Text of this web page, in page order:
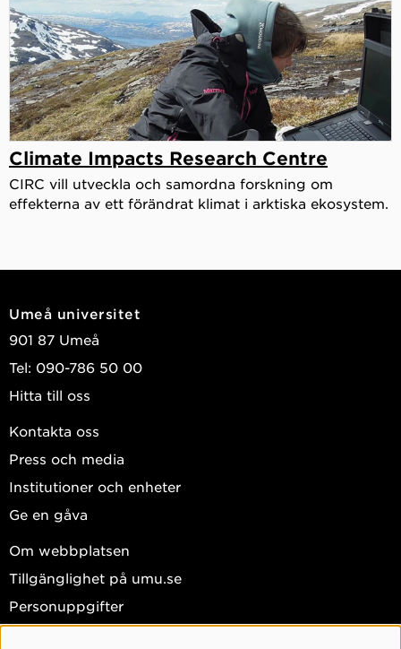
Climate Impacts Research Centre
CIRC vill utveckla och samordna forskning om
effekterna av ett förändrat klimat i arktiska ekosystem.
Umeå universitet
901 87 Umeå
Tel: 090-786 50 00
Hitta till oss
Kontakta oss
Press och media
Institutioner och enheter
Ge en gåva
Om webbplatsen
Tillgänglighet på umu.se
Personuppgifter